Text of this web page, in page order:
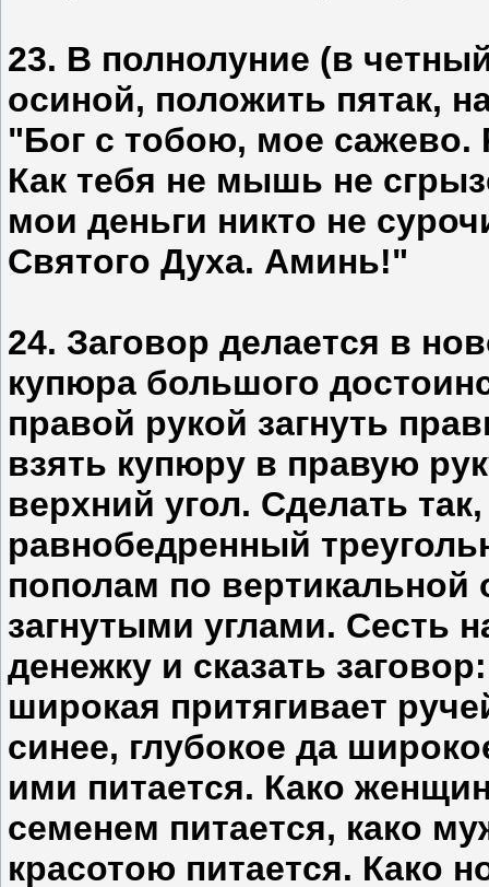
23. В полнолуние (в
осиной, положить пятак,
"Бог с тобою, мое сажево.
Как тебя не мышь не
мои деньги никто не
Святого Духа. Аминь!"
24. Заговор делается в
купюра большого
правой рукой загнуть
взять купюру в правую
верхний угол. Сделать
равнобедренный
пополам по вертикальной
загнутыми углами. Сесть
денежку и сказать
широкая притягивает
синее, глубокое да
ими питается. Како
семенем питается, како
красотою питается. Како